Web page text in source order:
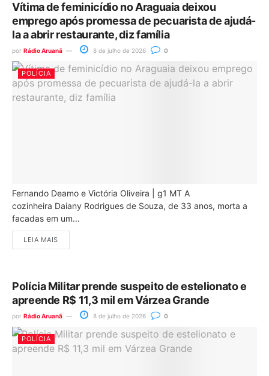
Vítima de feminicídio no Araguaia deixou
emprego após promessa de pecuarista de ajudá-
la a abrir restaurante, diz família
por Rádio Aruanã 8 de julho de 2026 0
POLÍCIA
Fernando Deamo e Victória Oliveira | g1 MT A
cozinheira Daiany Rodrigues de Souza, de 33 anos, morta a
facadas em um...
LEIA MAIS
Polícia Militar prende suspeito de estelionato e
apreende R$ 11,3 mil em Várzea Grande
por Rádio Aruanã 8 de julho de 2026 0
POLÍCIA